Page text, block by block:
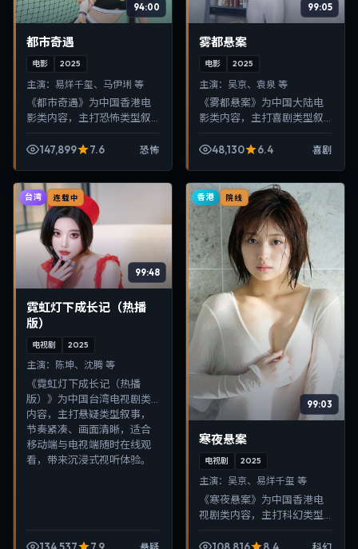
94:00
都市奇遇
电影 2025
主演： 易烊千玺、马伊琍 等
《都市奇遇》为中国香港电
影类内容，主打恐怖类型叙
适合移动端与电视端随时在
147,899 7.6 恐怖
99:05
雾都悬案
电影 2025
主演： 吴京、袁泉 等
《雾都悬案》为中国大陆电
影类内容，主打喜剧类型叙
适合移动端与电视端随时在
48,130 6.4 喜剧
台湾 连载中
99:48
霓虹灯下成长记（热播
版）
电视剧 2025
主演： 陈坤、沈腾 等
《霓虹灯下成长记（热播
版）》为中国台湾电视剧类
内容，主打悬疑类型叙事，
节奏紧凑、画面清晰，适合
移动端与电视端随时在线观
看，带来沉浸式视听体验。
香港 院线
99:03
寒夜悬案
电视剧 2025
主演： 吴京、易烊千玺 等
《寒夜悬案》为中国香港电
视剧类内容，主打科幻类型
晰，适合移动端与电视端随